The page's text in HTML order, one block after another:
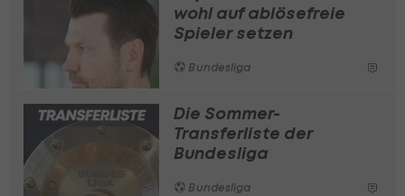
wohl auf ablösefreie
Spieler setzen
Bundesliga
Die Sommer-
Transferliste der
Bundesliga
Bundesliga